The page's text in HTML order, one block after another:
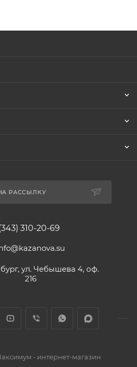
РАССЫЛКУ
310-20-69
ул. Чебышева 4, оф.
216
- интернет-магазин